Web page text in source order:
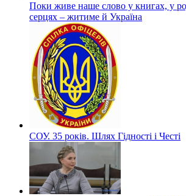
Поки живе наше слово у книгах, у
серцях – житиме й Україна
СОУ. 35 років. Шлях Гідності і Честі